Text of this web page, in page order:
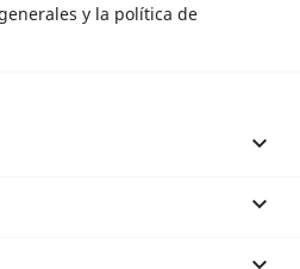
y la política de

